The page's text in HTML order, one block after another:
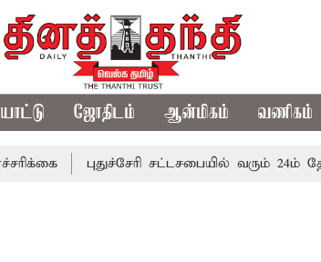
ஜோதிடம் ஆன்மிகம் வணிகம்
புதுச்சேரி சட்டசபையில் வரும் 24ம் தேதி